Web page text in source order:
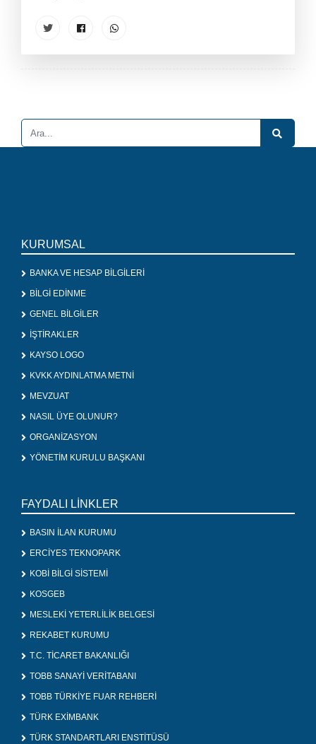
KURUMSAL
BANKA VE HESAP BİLGİLERİ
BİLGİ EDİNME
GENEL BİLGİLER
İŞTİRAKLER
KAYSO LOGO
KVKK AYDINLATMA METNİ
MEVZUAT
NASIL ÜYE OLUNUR?
ORGANİZASYON
YÖNETİM KURULU BAŞKANI
FAYDALI LİNKLER
BASIN İLAN KURUMU
ERCİYES TEKNOPARK
KOBİ BİLGİ SİSTEMİ
KOSGEB
MESLEKİ YETERLİLİK BELGESİ
REKABET KURUMU
T.C. TİCARET BAKANLIĞI
TOBB SANAYİ VERİTABANI
TOBB TÜRKİYE FUAR REHBERİ
TÜRK EXİMBANK
TÜRK STANDARTLARI ENSTİTÜSÜ